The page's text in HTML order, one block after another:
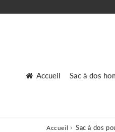
Accueil Sac à dos
Accueil › Sac à dos